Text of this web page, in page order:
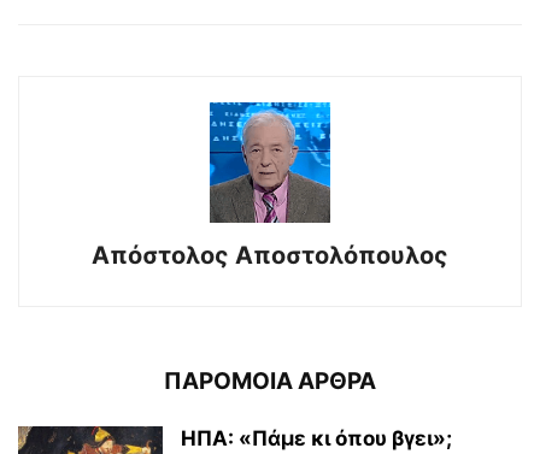
Απόστολος Αποστολόπουλος
ΠΑΡΟΜΟΙΑ ΑΡΘΡΑ
ΗΠΑ: «Πάμε κι όπου βγει»;